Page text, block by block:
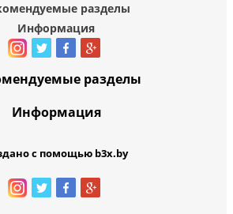
разделы
Информация
разделы
Информация
с помощью b3x.by